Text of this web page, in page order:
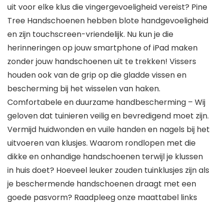
uit voor elke klus die vingergevoeligheid vereist? Pine
Tree Handschoenen hebben blote handgevoeligheid
en zijn touchscreen-vriendelijk. Nu kun je die
herinneringen op jouw smartphone of iPad maken
zonder jouw handschoenen uit te trekken! Vissers
houden ook van de grip op die gladde vissen en
bescherming bij het wisselen van haken.
Comfortabele en duurzame handbescherming – Wij
geloven dat tuinieren veilig en bevredigend moet zijn.
Vermijd huidwonden en vuile handen en nagels bij het
uitvoeren van klusjes. Waarom rondlopen met die
dikke en onhandige handschoenen terwijl je klussen
in huis doet? Hoeveel leuker zouden tuinklusjes zijn als
je beschermende handschoenen draagt met een
goede pasvorm? Raadpleeg onze maattabel links